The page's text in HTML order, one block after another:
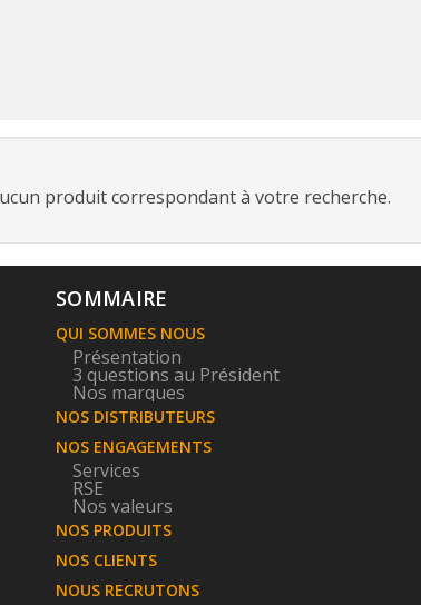
produit correspondant à votre recherche.
SOMMAIRE
QUI SOMMES NOUS
Présentation
3 questions au Président
Nos marques
NOS DISTRIBUTEURS
NOS ENGAGEMENTS
Services
RSE
Nos valeurs
NOS PRODUITS
NOS CLIENTS
NOUS RECRUTONS